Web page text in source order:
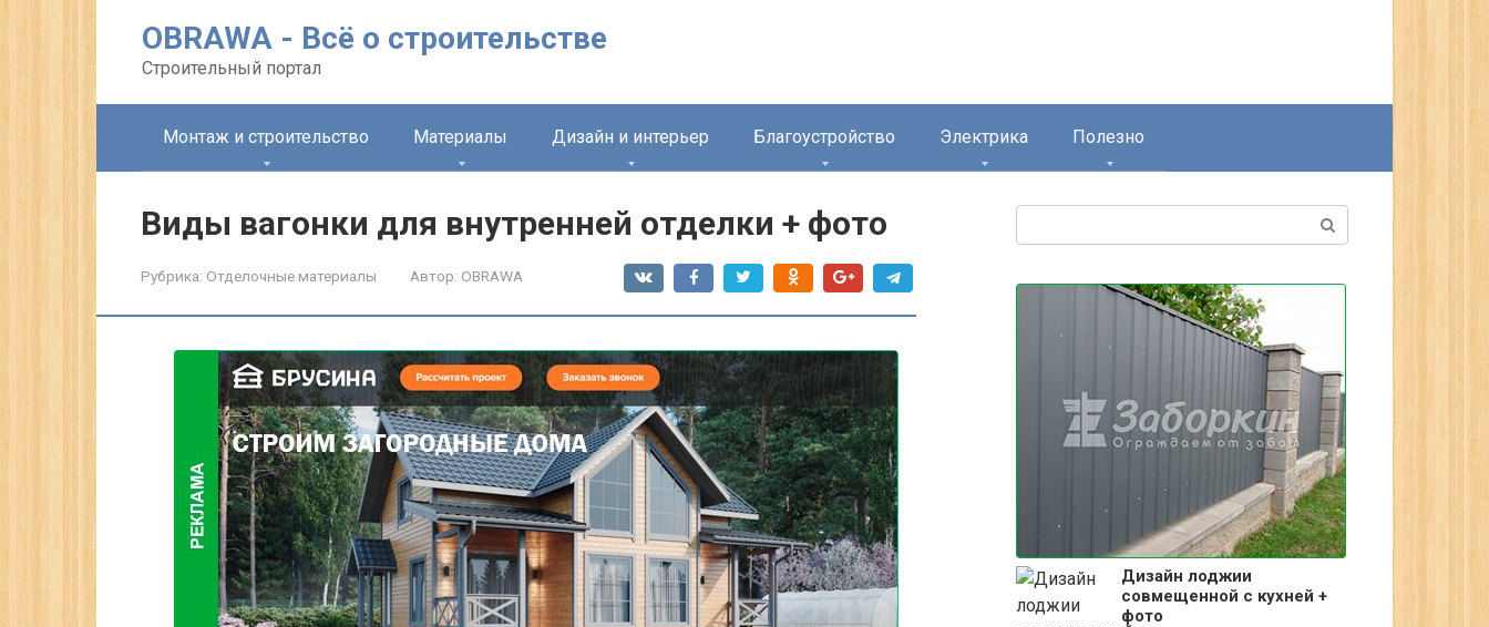
OBRAWA - Всё о строительстве
Строительный портал
Монтаж и строительство Материалы Дизайн и интерьер Благоустройство Электрика Полезно
Виды вагонки для внутренней отделки + фото
Рубрика: Отделочные материалы Автор: OBRAWA
Дизайн лоджии
совмещенной с кухней +
фото